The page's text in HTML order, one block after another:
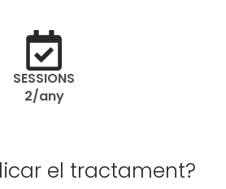
SESSIONS
2/any
el tractament?